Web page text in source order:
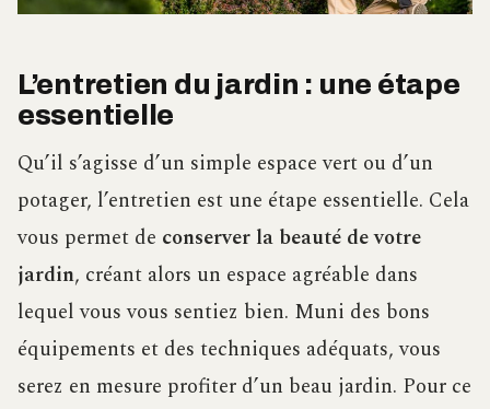
L’entretien du jardin : une étape
essentielle
Qu’il s’agisse d’un simple espace vert ou d’un
potager, l’entretien est une étape essentielle. Cela
vous permet de conserver la beauté de votre
jardin, créant alors un espace agréable dans
lequel vous vous sentiez bien. Muni des bons
équipements et des techniques adéquats, vous
serez en mesure profiter d’un beau jardin. Pour ce